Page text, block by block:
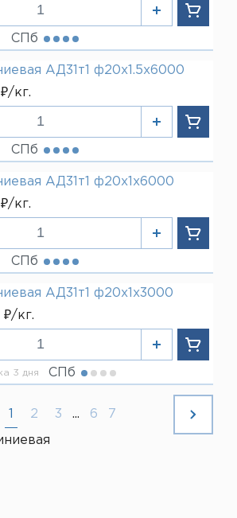
СПб
АД31т1 ф20х1.5х6000
кг.
СПб
АД31т1 ф20х1х6000
кг.
СПб
АД31т1 ф20х1х3000
кг.
3 дня СПб
2 3 ... 6 7